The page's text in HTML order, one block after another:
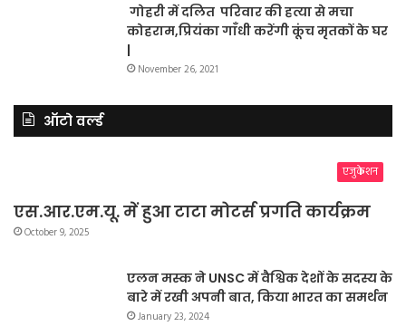
गोहरी में दलित परिवार की हत्या से मचा
कोहराम,प्रियंका गाँधी करेंगी कूंच मृतकों के घर
|
November 26, 2021
ऑटो वर्ल्ड
एजुकेशन
एस.आर.एम.यू. में हुआ टाटा मोटर्स प्रगति कार्यक्रम
October 9, 2025
एलन मस्क ने UNSC में वैश्विक देशों के सदस्य के
बारे में रखी अपनी बात, किया भारत का समर्थन
January 23, 2024